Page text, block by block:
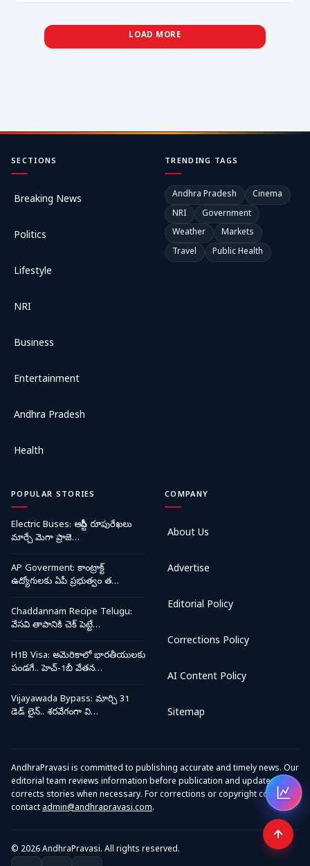
LOAD MORE
SECTIONS
Breaking News
Politics
Lifestyle
NRI
Business
Entertainment
Andhra Pradesh
Health
TRENDING TAGS
Andhra Pradesh
Cinema
NRI
Government
Weather
Markets
Travel
Public Health
POPULAR STORIES
Electric Buses: ఆర్టీసీ రూపురేఖలు
మార్చే మెగా ప్రాజె…
AP Goverment: కాంట్రాక్ట్
ఉద్యోగులకు ఏపీ ప్రభుత్వం త…
Chaddannam Recipe Telugu:
వేసవి తాపానికి చెక్ పెట్టే…
H1B Visa: అమెరికాలో భారతీయులకు
పండగే.. హెచ్-1బీ వేతన…
Vijayawada Bypass: మార్చి 31
డెడ్ లైన్.. శరవేగంగా వి…
COMPANY
About Us
Advertise
Editorial Policy
Corrections Policy
AI Content Policy
Sitemap
AndhraPravasi is committed to publishing accurate and timely news. Our
editorial team reviews information before publication and updates or
corrects stories when necessary. For corrections or copyright concerns,
contactadmin@andhrapravasi.com.
© 2026 AndhraPravasi. All rights reserved.